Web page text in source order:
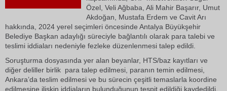
Özel, Veli Ağbaba, Ali Mahir Başarır, Umut
Akdoğan, Mustafa Erdem ve Cavit Arı
hakkında, 2024 yerel seçimleri öncesinde Antalya Büyükşehir
Belediye Başkan adaylığı süreciyle bağlantılı olarak para talebi ve
teslimi iddiaları nedeniyle fezleke düzenlenmesi talep edildi.
Soruşturma dosyasında yer alan beyanlar, HTS/baz kayıtları ve
diğer deliller birlik para talep edilmesi, paranın temin edilmesi,
Ankara’da teslim edilmesi ve bu sürecin çeşitli temaslarla koordine
edilmesine ilişkin iddiaların bulunduğunun tespit edildiği kaydedildi.